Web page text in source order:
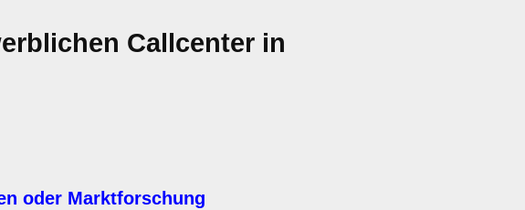
Callcenter in
oder Marktforschung